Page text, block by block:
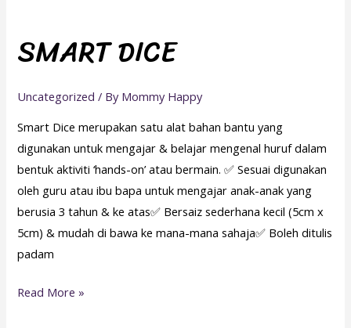
SMART DICE
Uncategorized / By Mommy Happy
Smart Dice merupakan satu alat bahan bantu yang
digunakan untuk mengajar & belajar mengenal huruf dalam
bentuk aktiviti ‘hands-on’ atau bermain. ✅ Sesuai digunakan
oleh guru atau ibu bapa untuk mengajar anak-anak yang
berusia 3 tahun & ke atas✅ Bersaiz sederhana kecil (5cm x
5cm) & mudah di bawa ke mana-mana sahaja✅ Boleh ditulis
padam
Read More »